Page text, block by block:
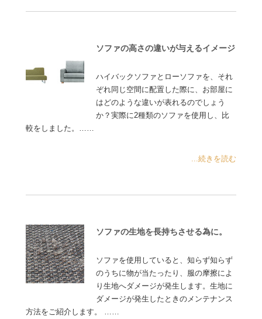
ソファの高さの違いが与えるイメージ
ハイバックソファとローソファを、それ
ぞれ同じ空間に配置した際に、お部屋に
はどのような違いが表れるのでしょう
か？実際に2種類のソファを使用し、比
較をしました。……
...続きを読む
ソファの生地を長持ちさせる為に。
ソファを使用していると、知らず知らず
のうちに物が当たったり、服の摩擦によ
り生地へダメージが発生します。生地に
ダメージが発生したときのメンテナンス
方法をご紹介します。 ……